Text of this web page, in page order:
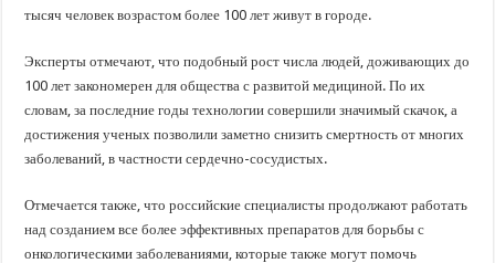
тысяч человек возрастом более 100 лет живут в городе.
Эксперты отмечают, что подобный рост числа людей, доживающих до
100 лет закономерен для общества с развитой медициной. По их
словам, за последние годы технологии совершили значимый скачок, а
достижения ученых позволили заметно снизить смертность от многих
заболеваний, в частности сердечно-сосудистых.
Отмечается также, что российские специалисты продолжают работать
над созданием все более эффективных препаратов для борьбы с
онкологическими заболеваниями, которые также могут помочь